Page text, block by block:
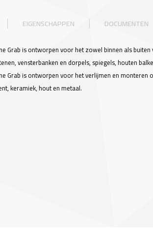
EIGENSCHAPPEN DOCUMENTEN
Grab is ontworpen voor het zowel binnen als
vensterbanken en dorpels, spiegels, houten
Grab is ontworpen voor het verlijmen en monteren
keramiek, hout en metaal.